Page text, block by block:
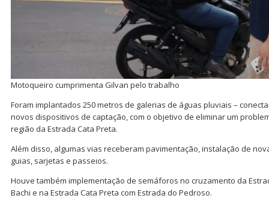
Motoqueiro cumprimenta Gilvan pelo trabalho
Foram implantados 250 metros de galerias de águas pluviais –
novos dispositivos de captação, com o objetivo de eliminar um
região da Estrada Cata Preta.
Além disso, algumas vias receberam pavimentação, instalação de
guias, sarjetas e passeios.
Houve também implementação de semáforos no cruzamento da
Bachi e na Estrada Cata Preta com Estrada do Pedroso.